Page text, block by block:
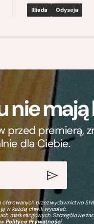
Illiada Odyseja
nie mają
premierą,
dla Ciebie.
przez wydawnictwo
w każdej chwili wycofać.
marketingowych. Szczegółowe
Polityce Prywatności.